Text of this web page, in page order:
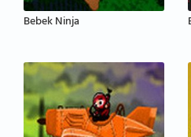
Bebek Ninja